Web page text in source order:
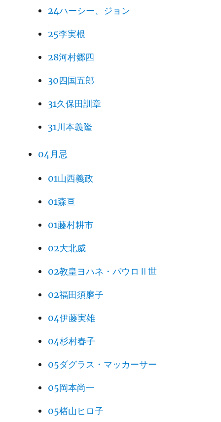
24ハーシー、ジョン
25李実根
28河村郷四
30四国五郎
31久保田訓章
31川本義隆
04月忌
01山西義政
01森亘
01藤村耕市
02大北威
02教皇ヨハネ・パウロⅡ世
02福田須磨子
04伊藤実雄
04杉村春子
05ダグラス・マッカーサー
05岡本尚一
05楮山ヒロ子